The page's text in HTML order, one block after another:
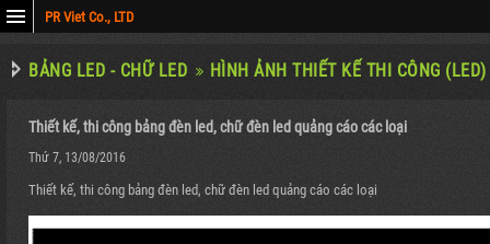
PR Viet Co., LTD
BẢNG LED - CHỮ LED HÌNH ẢNH THIẾT KẾ THI CÔNG (LED)
Thiết kế, thi công bảng đèn led, chữ đèn led quảng cáo các loại
Thứ 7, 13/08/2016
Thiết kế, thi công bảng đèn led, chữ đèn led quảng cáo các loại